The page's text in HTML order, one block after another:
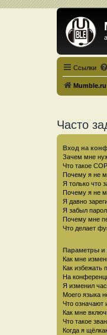
Ссылки
Mumble.ru
Часто
Вход на
Зачем мне
Что такое
Почему я не
Я только что
Почему я не
Я давно
Я забыл
Почему мне
Что делает
Параметры и
Как мне
Как избежать
На
Я изменил
Моего языка
Что означают
Как мне
Что такое
Когда я